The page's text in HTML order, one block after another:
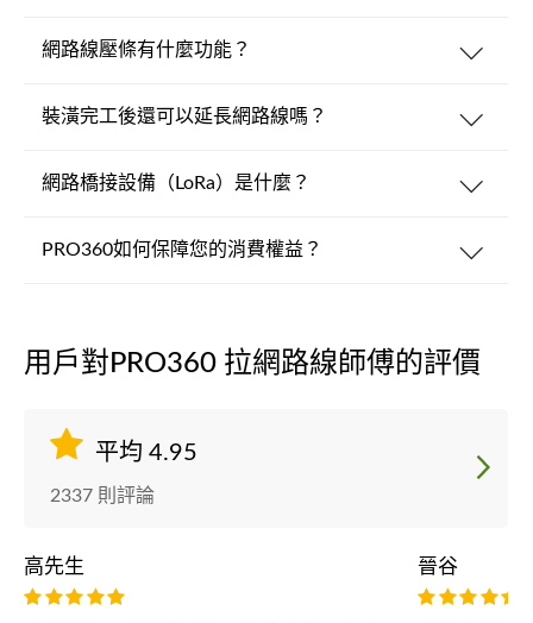
網路線壓條有什麼功能？
裝潢完工後還可以延長網路線嗎？
網路橋接設備（LoRa）是什麼？
PRO360如何保障您的消費權益？
用戶對PRO360 拉網路線師傅的評價
平均 4.95
2337 則評論
高先生 晉谷